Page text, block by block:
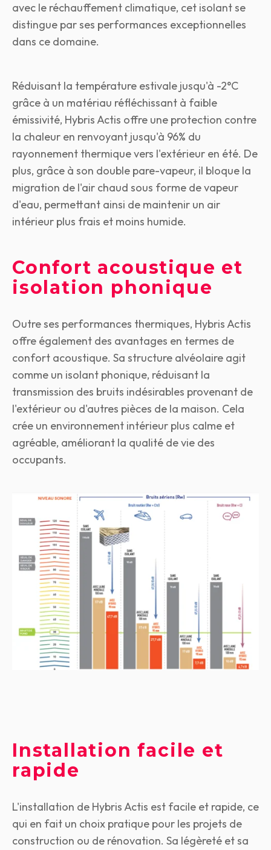
avec le réchauffement climatique, cet isolant se
distingue par ses performances exceptionnelles
dans ce domaine.
Réduisant la température estivale jusqu'à -2°C
grâce à un matériau réfléchissant à faible
émissivité, Hybris Actis offre une protection contre
la chaleur en renvoyant jusqu'à 96% du
rayonnement thermique vers l'extérieur en été. De
plus, grâce à son double pare-vapeur, il bloque la
migration de l'air chaud sous forme de vapeur
d'eau, permettant ainsi de maintenir un air
intérieur plus frais et moins humide.
Confort acoustique et
isolation phonique
Outre ses performances thermiques, Hybris Actis
offre également des avantages en termes de
confort acoustique. Sa structure alvéolaire agit
comme un isolant phonique, réduisant la
transmission des bruits indésirables provenant de
l'extérieur ou d'autres pièces de la maison. Cela
crée un environnement intérieur plus calme et
agréable, améliorant la qualité de vie des
occupants.
Installation facile et
rapide
L'installation de Hybris Actis est facile et rapide, ce
qui en fait un choix pratique pour les projets de
construction ou de rénovation. Sa légèreté et sa